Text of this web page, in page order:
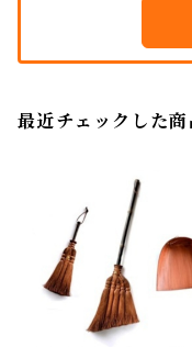
最近チェックした商